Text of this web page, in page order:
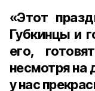
«Этот
Губкинцы и
его,
несмотря на
у нас